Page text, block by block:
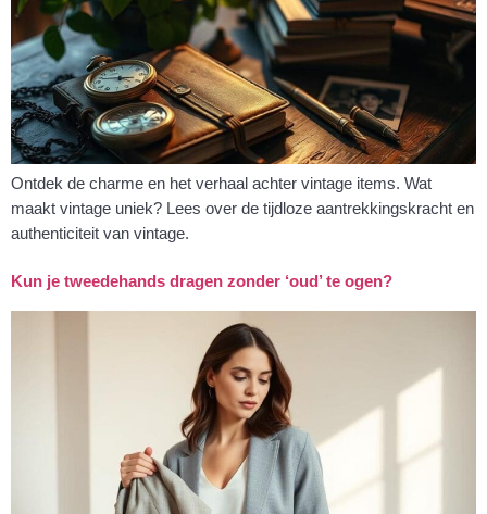
Ontdek de charme en het verhaal achter vintage items. Wat
maakt vintage uniek? Lees over de tijdloze aantrekkingskracht en
authenticiteit van vintage.
Kun je tweedehands dragen zonder ‘oud’ te ogen?